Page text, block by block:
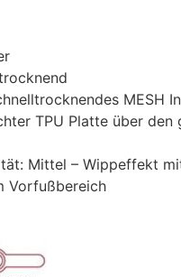
MESH
TPU Platte über den
Mittel – Wippeffekt
Vorfußbereich